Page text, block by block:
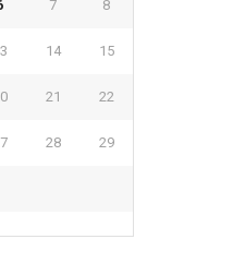
7 8
14 15
21 22
28 29